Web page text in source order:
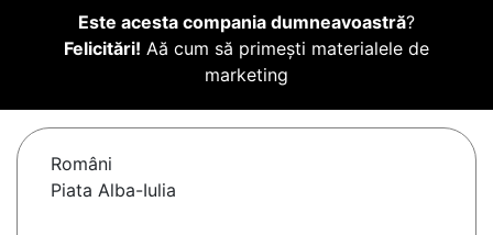
Este acesta compania dumneavoastră?
Felicitări! Aă cum să primești materialele de
marketing
Români
Piata Alba-Iulia